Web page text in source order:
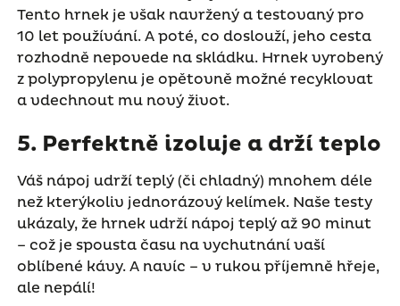
Tento hrnek je však navržený a testovaný pro
10 let používání. A poté, co doslouží, jeho cesta
rozhodně nepovede na skládku. Hrnek vyrobený
z polypropylenu je opětovně možné recyklovat
a vdechnout mu nový život.
5. Perfektně izoluje a drží teplo
Váš nápoj udrží teplý (či chladný) mnohem déle
než kterýkoliv jednorázový kelímek. Naše testy
ukázaly, že hrnek udrží nápoj teplý až 90 minut
– což je spousta času na vychutnání vaší
oblíbené kávy. A navíc – v rukou příjemně hřeje,
ale nepálí!